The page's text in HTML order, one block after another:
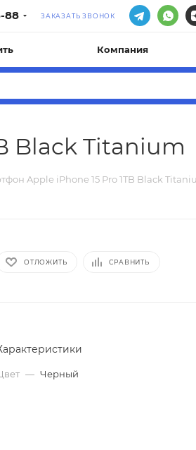
88 ЗАКАЗАТЬ ЗВОНОК
Компания
Black Titanium
Apple iPhone 15 Pro 1TB Black
ОТЛОЖИТЬ СРАВНИТЬ
— Черный